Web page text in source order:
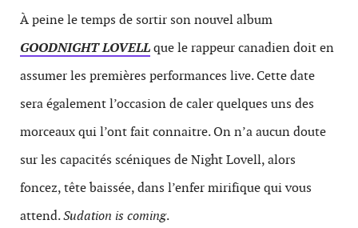
À peine le temps de sortir son nouvel album
GOODNIGHT LOVELLque le rappeur canadien doit en
assumer les premières performances live. Cette date
sera également l’occasion de caler quelques uns des
morceaux qui l’ont fait connaitre. On n’a aucun doute
sur les capacités scéniques de Night Lovell, alors
foncez, tête baissée, dans l’enfer mirifique qui vous
attend.Sudation is coming.